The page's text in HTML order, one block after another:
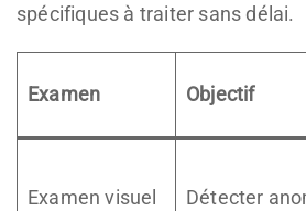
spécifiques à traiter sans délai.
Examen Objectif
Examen visuel
Détecter